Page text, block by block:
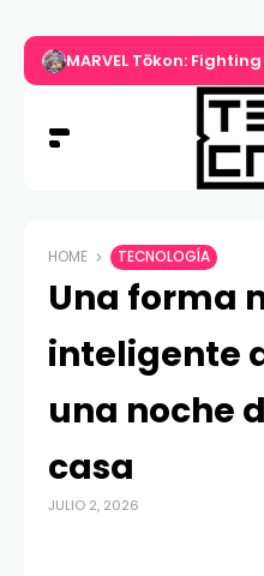
MARVEL Tōkon:
HOME TECNOLOGÍA
Una forma
inteligente
una noche
casa
JULIO 2, 2026